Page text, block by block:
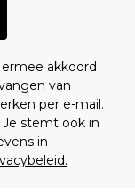
akkoord
van
per e-mail.
stemt ook in
in